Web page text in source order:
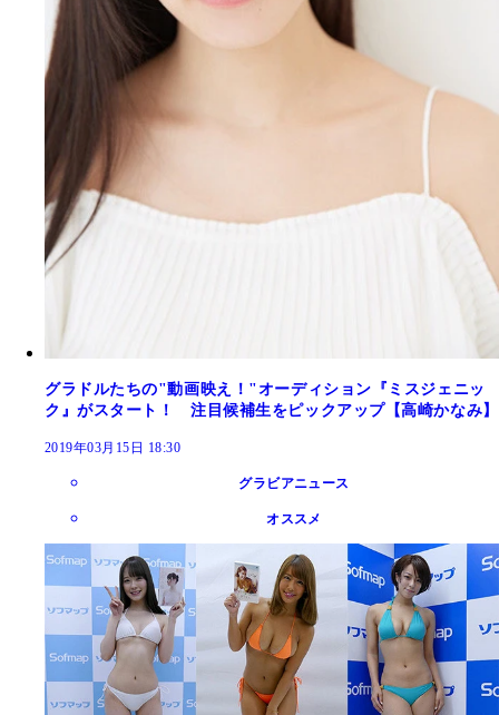
グラドルたちの"動画映え！"オーディション『ミスジェニッ
ク』がスタート！ 注目候補生をピックアップ【高崎かなみ】
2019年03月15日 18:30
グラビアニュース
オススメ